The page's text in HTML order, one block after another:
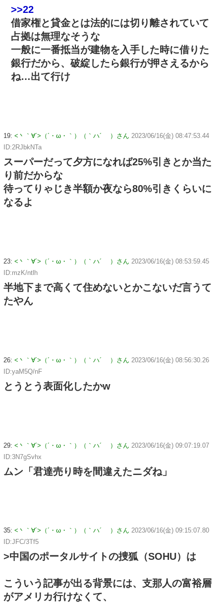
>>22
借家権と貸金とは法的には切り離されていて
占拠は無理なそうな
一般に一番抵当が建物を入手した時に借りた
銀行だから、破綻したら銀行が押さえるから
ね…出て行け
19: <丶｀∀´>（´・ω・｀）（｀ハ´ ）さん 2023/06/16(金) 08:47:53.44
ID:2RJbkNTa
スーパーだって夕方になれば25%引きとか当た
り前だからな
待ってりゃじき半額か夜なら80%引きくらいに
なるよ
23: <丶｀∀´>（´・ω・｀）（｀ハ´ ）さん 2023/06/16(金) 08:53:59.45
ID:mzK/ntlh
半地下まで高くて住めないとかこないだ言うて
たやん
26: <丶｀∀´>（´・ω・｀）（｀ハ´ ）さん 2023/06/16(金) 08:56:30.26
ID:yaM5Q/nF
とうとう表面化したかw
29: <丶｀∀´>（´・ω・｀）（｀ハ´ ）さん 2023/06/16(金) 09:07:19.07
ID:3N7gSvhx
ムン「君達売り時を間違えたニダね」
35: <丶｀∀´>（´・ω・｀）（｀ハ´ ）さん 2023/06/16(金) 09:15:07.80
ID:JFC/3Tf5
>中国のポータルサイトの捜狐（SOHU）は
こういう記事が出る背景には、支那人の富裕層
がアメリカ行けなくて、